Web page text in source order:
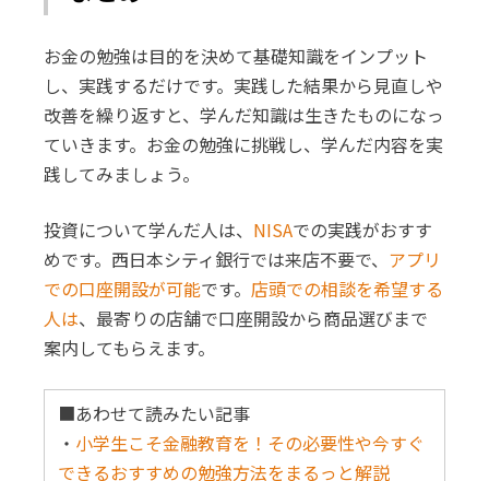
お金の勉強は目的を決めて基礎知識をインプット
し、実践するだけです。実践した結果から見直しや
改善を繰り返すと、学んだ知識は生きたものになっ
ていきます。お金の勉強に挑戦し、学んだ内容を実
践してみましょう。
投資について学んだ人は、 NISAでの実践がおすす
めです。西日本シティ銀行では来店不要で、 アプリ
での口座開設が可能です。店頭での相談を希望する
人は、最寄りの店舗で口座開設から商品選びまで
案内してもらえます。
■あわせて読みたい記事
・ 小学生こそ金融教育を！その必要性や今すぐ
できるおすすめの勉強方法をまるっと解説